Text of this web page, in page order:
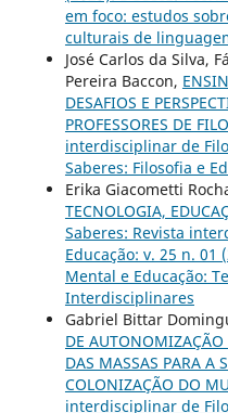
em foco: estudos
culturais de
José Carlos da Silva,
Pereira Baccon,
DESAFIOS E
PROFESSORES DE
interdisciplinar de
Saberes: Filosofia e
Erika Giacometti
TECNOLOGIA,
Saberes: Revista
Educação: v. 25 n. 01
Mental e Educação:
Interdisciplinares
Gabriel Bittar
DE AUTONOMIZAÇÃO
DAS MASSAS PARA A
COLONIZAÇÃO DO
interdisciplinar de